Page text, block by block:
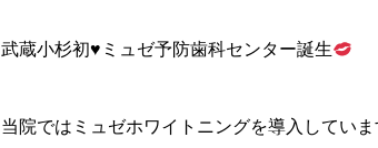
武蔵小杉初♥ ミュゼ予防歯科センター誕生
当院ではミュゼホワイトニングを導入していま